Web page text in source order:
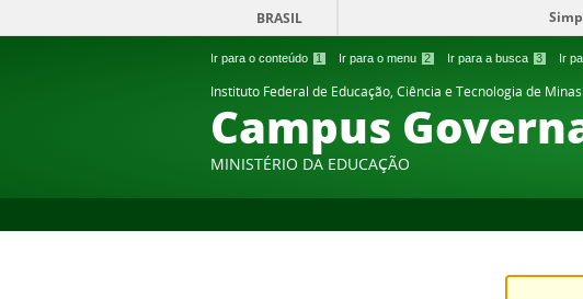
Ir para o conteúdo 1 Ir para o menu 2 Ir para a busca 3 Ir
BRASIL
Instituto Federal de Educação, Ciência e Tecnologia de
Campus
MINISTÉRIO DA EDUCAÇÃO